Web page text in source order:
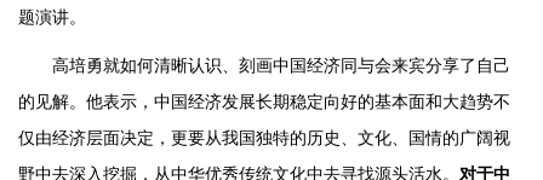
题演讲。
高培勇就如何清晰认识、刻画中国经济同与会来宾分享了自己
的见解。他表示，中国经济发展长期稳定向好的基本面和大趋势不
仅由经济层面决定，更要从我国独特的历史、文化、国情的广阔视
野中去深入挖掘，从中华优秀传统文化中去寻找源头活水。 对于中